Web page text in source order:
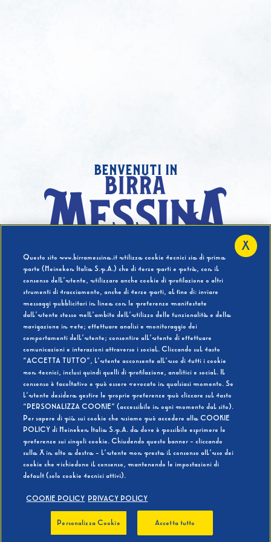
benvenuti in
Hai compiuto 18 Anni?
SI NO
BEVI RESPONSABILMENTE
Questo sito www.birramessina.it utilizza cookie tecnici sia di prima
parte (Heineken Italia S.p.A.) che di terze parti e potrà, con il
consenso dell’utente, utilizzare anche cookie di profilazione o altri
strumenti di tracciamento, anche di terze parti, al fine di: inviare
messaggi pubblicitari in linea con le preferenze manifestate
dall’utente stesso nell’ambito dell’utilizzo delle funzionalità e della
navigazione in rete; effettuare analisi e monitoraggio dei
comportamenti dell’utente; consentire all’utente di effettuare
comunicazioni e interazioni attraverso i social. Cliccando sul tasto
“ACCETTA TUTTO”, l’utente acconsente all’uso di tutti i cookie
non tecnici, inclusi quindi quelli di profilazione, analitici e social. Il
consenso è facoltativo e può essere revocato in qualsiasi momento. Se
l’utente desidera gestire le proprie preferenze può cliccare sul tasto
“PERSONALIZZA COOKIE” (accessibile in ogni momento dal sito).
Per sapere di più sui cookie che usiamo può accedere alla COOKIE
POLICY di Heineken Italia S.p.A. da dove è possibile esprimere le
preferenze sui singoli cookie. Chiudendo questo banner - cliccando
sulla X in alto a destra - l’utente non presta il consenso all’uso dei
cookie che richiedono il consenso, mantenendo le impostazioni di
default (solo cookie tecnici attivi).
COOKIE POLICY PRIVACY POLICY
Personalizza Cookie Accetta tutto
X